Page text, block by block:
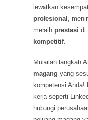
lewatkan
profesional ,
meraih prestasi di
kompetitif.
Mulailah langkah
magang yang
kompetensi Anda!
kerja seperti
hubungi